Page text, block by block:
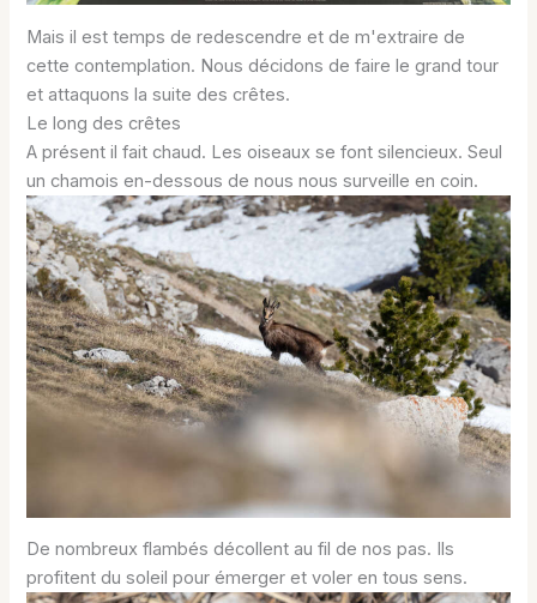
Mais il est temps de redescendre et de m'extraire de
cette contemplation. Nous décidons de faire le grand tour
et attaquons la suite des crêtes.
Le long des crêtes
A présent il fait chaud. Les oiseaux se font silencieux. Seul
un chamois en-dessous de nous nous surveille en coin.
De nombreux flambés décollent au fil de nos pas. Ils
profitent du soleil pour émerger et voler en tous sens.